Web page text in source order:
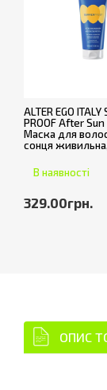
ALTER EGO ITALY
PROOF After
Маска для
сонця
В наявності
329.00грн.
ОПИС